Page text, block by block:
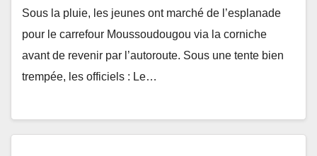
Sous la pluie, les jeunes ont marché de l’esplanade
pour le carrefour Moussoudougou via la corniche
avant de revenir par l’autoroute. Sous une tente bien
trempée, les officiels : Le…